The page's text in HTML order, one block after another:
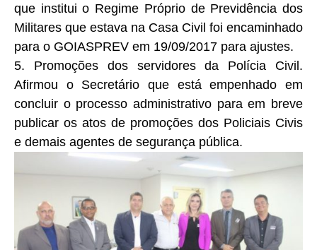
que institui o Regime Próprio de Previdência dos
Militares que estava na Casa Civil foi encaminhado
para o GOIASPREV em 19/09/2017 para ajustes.
5. Promoções dos servidores da Polícia Civil.
Afirmou o Secretário que está empenhado em
concluir o processo administrativo para em breve
publicar os atos de promoções dos Policiais Civis
e demais agentes de segurança pública.